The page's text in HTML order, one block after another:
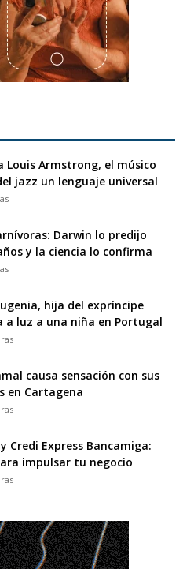
Louis Armstrong, el músico
jazz un lenguaje universal
Darwin lo predijo
y la ciencia lo confirma
hija del expríncipe
a luz a una niña en Portugal
causa sensación con sus
en Cartagena
y Credi Express Bancamiga:
impulsar tu negocio